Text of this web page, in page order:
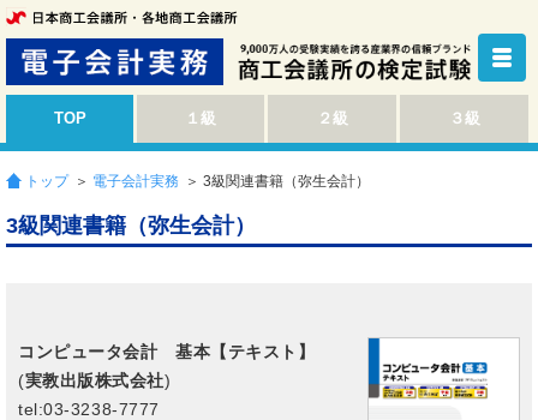
TOP １級 ２級 ３級
トップ ＞ 電子会計実務 ＞ 3級関連書籍（弥生会計）
3級関連書籍（弥生会計）
コンピュータ会計 基本【テキスト】
(実教出版株式会社)
tel:03-3238-7777